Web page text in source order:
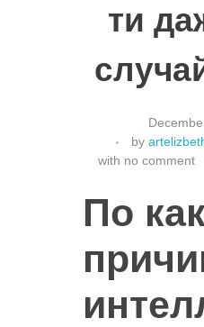
ти
by
with no comment
По